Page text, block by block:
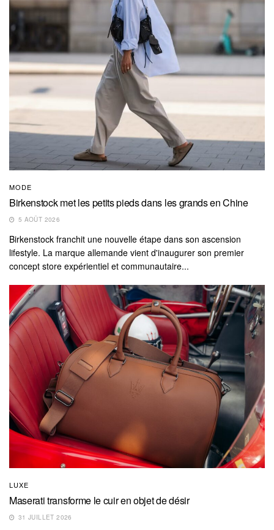
MODE
Birkenstock met les petits pieds dans les grands en Chine
5 AOÛT 2026
Birkenstock franchit une nouvelle étape dans son ascension
lifestyle. La marque allemande vient d'inaugurer son premier
concept store expérientiel et communautaire...
LUXE
Maserati transforme le cuir en objet de désir
31 JUILLET 2026